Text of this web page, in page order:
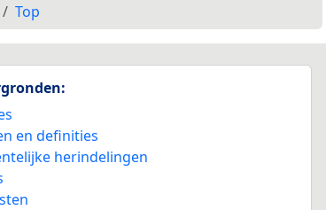
Top
en definities
herindelingen